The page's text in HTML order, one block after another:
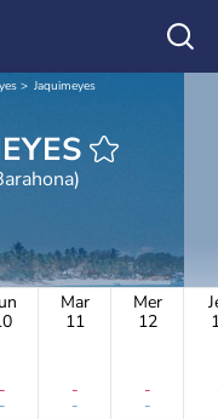
Jaquimeyes
-
-
Mar
11
-
-
Mer
12
-
-